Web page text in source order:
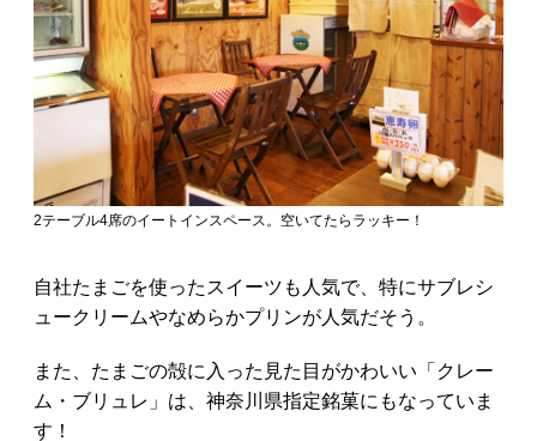
2テーブル4席のイートインスペース。空いてたらラッキー！
自社たまごを使ったスイーツも人気で、特にサブレシ
ュークリームやなめらかプリンが人気だそう。
また、たまごの殻に入った見た目がかわいい「クレー
ム・ブリュレ」は、神奈川県指定銘菓にもなっていま
す！